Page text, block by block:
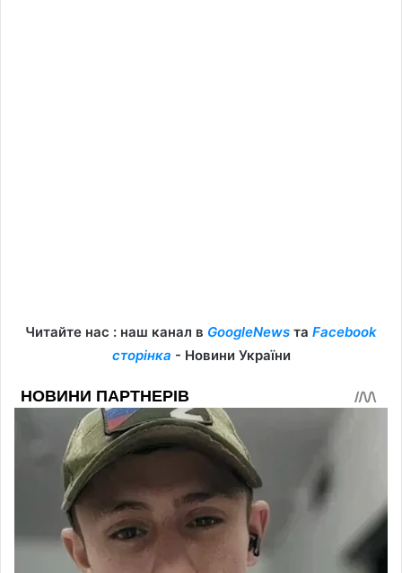
Читайте нас : наш канал в GoogleNews та Facebook
сторінка - Новини України